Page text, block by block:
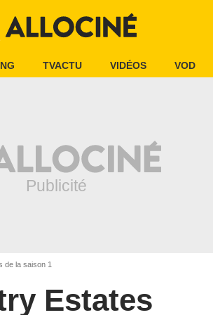
TVACTU VIDÉOS VOD
de la saison 1
Estates